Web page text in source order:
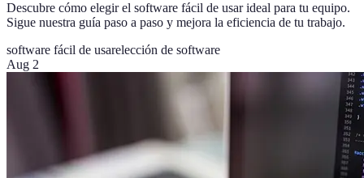
Descubre cómo elegir el software fácil de usar ideal para tu equipo.
Sigue nuestra guía paso a paso y mejora la eficiencia de tu trabajo.
software fácil de usarelección de software
Aug 2